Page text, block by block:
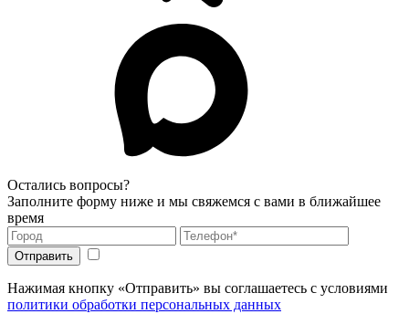
Остались вопросы?
Заполните форму ниже и мы свяжемся с вами в ближайшее
время
Нажимая кнопку «Отправить» вы соглашаетесь с условиями
политики обработки персональных данных